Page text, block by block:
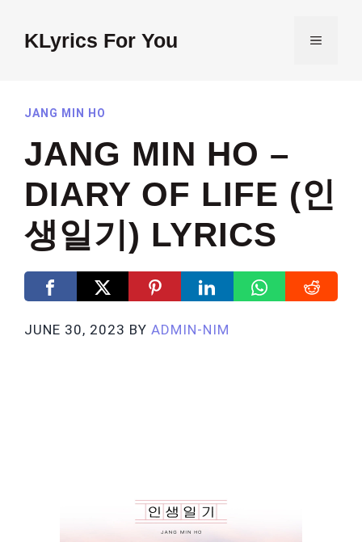
contentKLyrics For You MENU
JANG MIN HO
JANG MIN HO –
DIARY OF LIFE (인
생일기) LYRICS
JUNE 30, 2023 BY ADMIN-NIM